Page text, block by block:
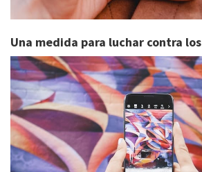
Una medida para luchar contra los